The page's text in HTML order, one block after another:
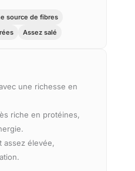
source de fibres
Assez salé
une richesse en
riche en protéines,
assez élevée,